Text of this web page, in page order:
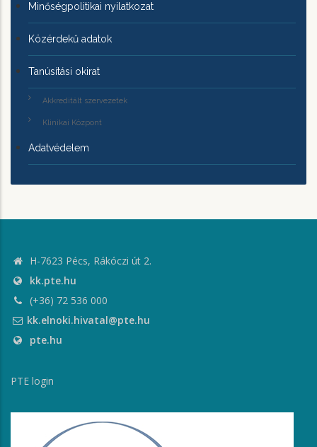
Minőségpolitikai nyilatkozat
Közérdekű adatok
Tanúsítási okirat
Akkreditált szervezetek
Klinikai Központ
Adatvédelem
H-7623 Pécs, Rákóczi út 2.
kk.pte.hu
(+36) 72 536 000
kk.elnoki.hivatal@pte.hu
pte.hu
PTE login